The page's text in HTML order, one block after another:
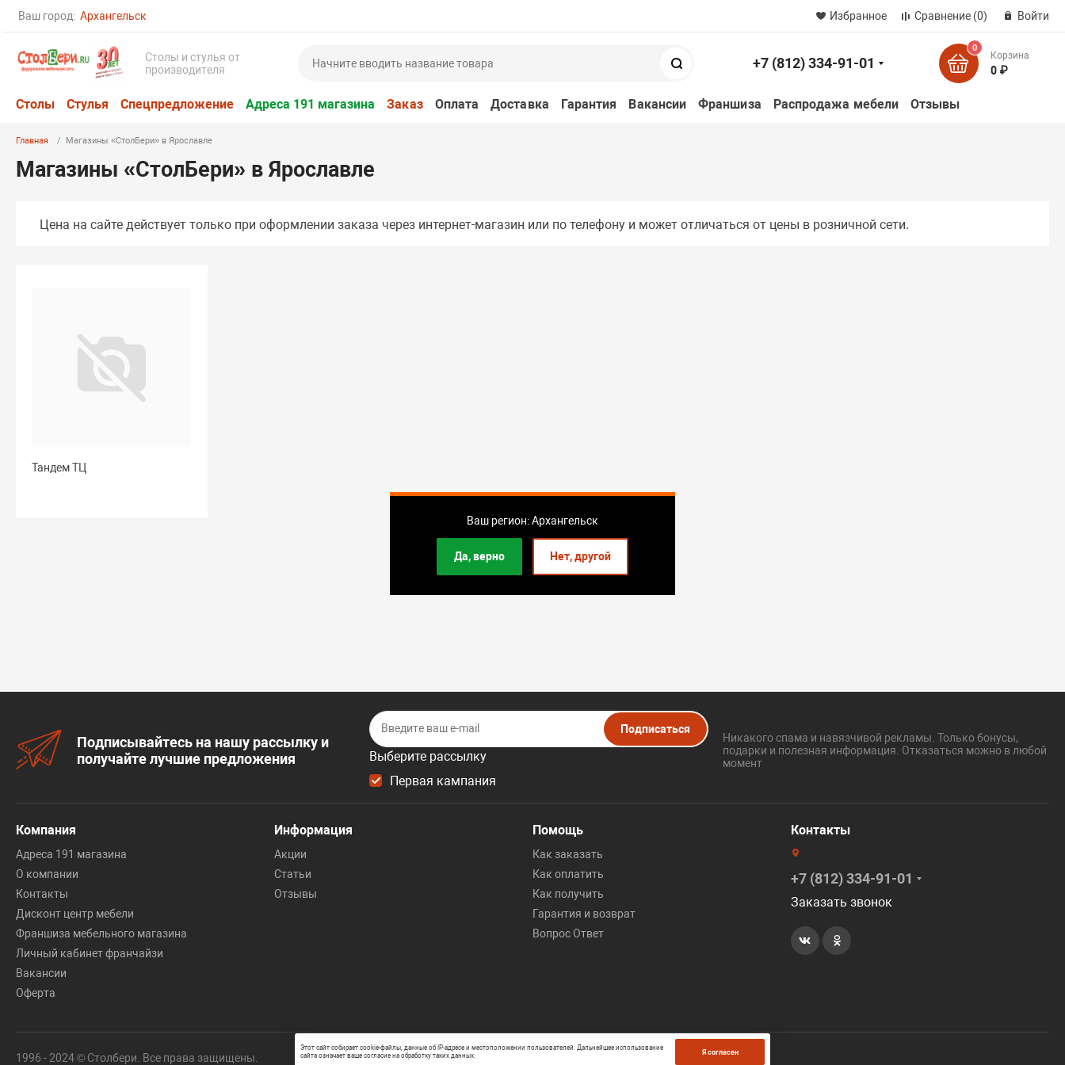
Ваш город: Архангельск
Ваш регион: Архангельск
Да, верно Нет, другой
Избранное Сравнение (0) Войти
Столы и стулья от
производителя
+7 (812) 334-91-01
0
Корзина
0 ₽
Столы Стулья Спецпредложение Адреса 191 магазина Заказ Оплата Доставка Гарантия Вакансии Франшиза Распродажа мебели Отзывы
Главная Магазины «СтолБери» в Ярославле
Магазины «СтолБери» в Ярославле
Цена на сайте действует только при оформлении заказа через интернет-магазин или по телефону и может отличаться от цены в розничной сети.
Тандем ТЦ
Подписывайтесь на нашу рассылку и
получайте лучшие предложения
Выберите рассылку
Первая кампания
Подписаться
Никакого спама и навязчивой рекламы. Только бонусы,
подарки и полезная информация. Отказаться можно в любой
момент
Компания
Адреса 191 магазина
О компании
Контакты
Дисконт центр мебели
Франшиза мебельного магазина
Личный кабинет франчайзи
Вакансии
Оферта
Информация
Акции
Статьи
Отзывы
Помощь
Как заказать
Как оплатить
Как получить
Гарантия и возврат
Вопрос Ответ
Контакты
+7 (812) 334-91-01
Заказать звонок
1996 - 2024 © Столбери. Все права защищены.
Этот сайт собирает cookie-файлы, данные об IP-адресе и местоположении пользователей. Дальнейшее использование
сайта означает ваше согласие на обработку таких данных.
Я согласен